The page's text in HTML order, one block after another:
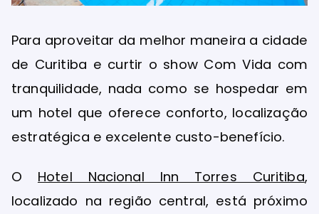
Para aproveitar da melhor maneira a cidade
de Curitiba e curtir o show Com Vida com
tranquilidade, nada como se hospedar em
um hotel que oferece conforto, localização
estratégica e excelente custo-benefício.
O Hotel Nacional Inn Torres Curitiba,
localizado na região central, está próximo